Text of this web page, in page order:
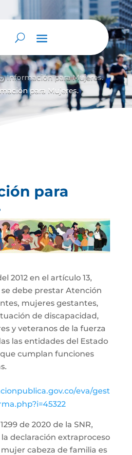
Información para Mujeres.
para Mujeres.
para
2012 en el artículo 13,
debe prestar Atención
mujeres gestantes,
de discapacidad,
y veteranos de la fuerza
las entidades del Estado
cumplan funciones
eva/gest
de 2020 de la SNR,
declaración extraproceso
cabeza de familia es